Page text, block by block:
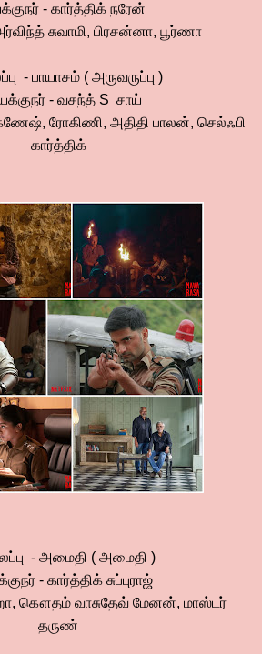
- கார்த்திக் நரேன்
சுவாமி, பிரசன்னா, பூர்ணா
- பாயாசம் ( அருவருப்பு )
- வசந்த் S சாய்
ரோகிணி, அதிதி பாலன், செல்ஃபி
கார்த்திக்
- அமைதி ( அமைதி )
- கார்த்திக் சுப்புராஜ்
கௌதம் வாசுதேவ் மேனன், மாஸ்டர்
தருண்